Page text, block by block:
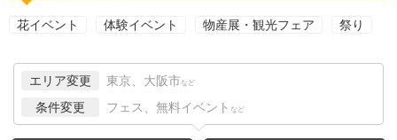
花イベント 体験イベント 物産展・観光フェア 祭り
エリア変更 東京、大阪市 など
条件変更 フェス、無料イベント など